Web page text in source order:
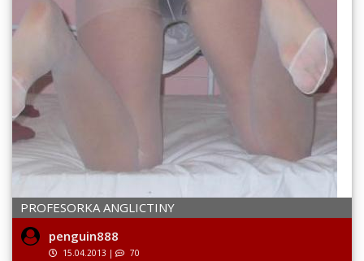
PROFESORKA ANGLICTINY
penguin888
15.04.2013 | 70